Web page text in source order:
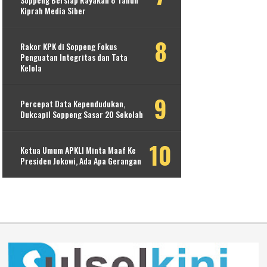
Kiprah Media Siber
Rakor KPK di Soppeng Fokus
Penguatan Integritas dan Tata
Kelola
Percepat Data Kependudukan,
Dukcapil Soppeng Sasar 20 Sekolah
Ketua Umum APKLI Minta Maaf Ke
Presiden Jokowi, Ada Apa Gerangan